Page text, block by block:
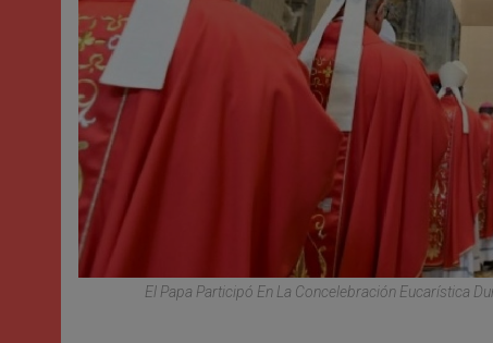
El Papa Participó En La Concelebración Eucarística